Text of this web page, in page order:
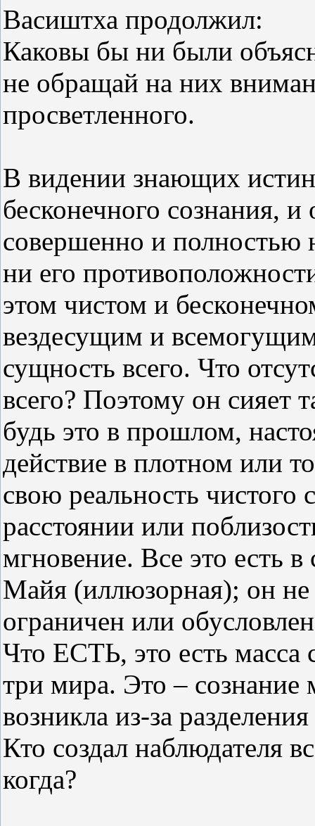
Васиштха продолжил:
Каковы бы ни были
не обращай на них
просветленного.
В видении знающих
бесконечного сознания, и
совершенно и полностью
ни его
этом чистом и
вездесущим и
сущность всего. Что
всего? Поэтому он сияет
будь это в прошлом,
действие в плотном или
свою реальность чистого
расстоянии или
мгновение. Все это есть
Майя (иллюзорная); он
ограничен или
Что ЕСТЬ, это есть масса
три мира. Это – сознание
возникла из-за
Кто создал наблюдателя
когда?